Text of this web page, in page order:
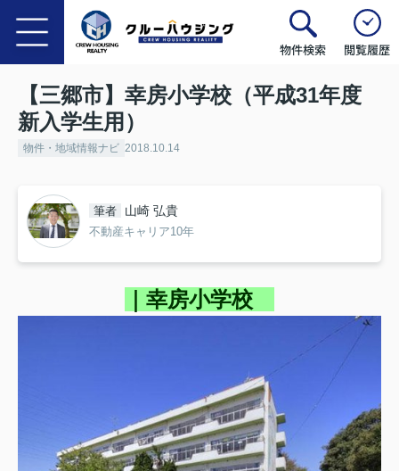
物件検索 閲覧履歴
【三郷市】幸房小学校（平成31年度
新入学生用）
物件・地域情報ナビ 2018.10.14
筆者 山崎 弘貴
不動産キャリア10年
｜幸房小学校